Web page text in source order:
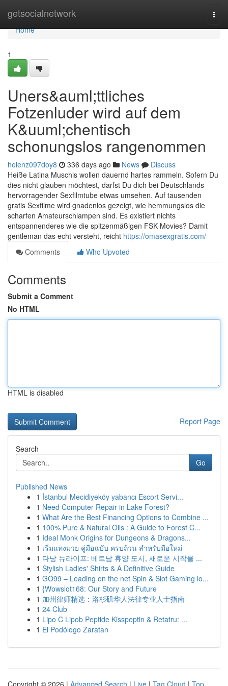
getsocialnetwork
Home
Home
1
Uners&auml;ttliches
Fotzenluder wird auf dem
K&uuml;chentisch
schonungslos rangenommen
helenz097doy8 336 days ago News
Discuss
Heiße Latina Muschis wollen dauernd hartes rammeln. Sofern Du
dies nicht glauben möchtest, darfst Du dich bei Deutschlands
hervorragender Sexfilmtube etwas umsehen. Auf tausenden
gratis Sexfilme wird gnadenlos gezeigt, wie hemmungslos die
scharfen Amateurschlampen sind. Es existiert nichts
entspannenderes wie die spitzenmäßigen FSK Movies? Damit
gentleman das echt versteht, reicht https://omasexgratis.com/
Comments
Who Upvoted
Comments
Submit a Comment
No HTML
HTML is disabled
Report Page
Search
Go
Published News
1 İstanbul Mecidiyeköy yabancı Escort Servi...
1 Need Computer Repair in Lake Forest?
1 What Are the Best Financing Options to Combine ...
1 100% Pure & Natural Oils : A Guide to Forest C...
1 Ideal Monk Origins for Dungeons & Dragons...
1 เริ่มแทงมวย คู่มือฉบับ ครบถ้วน สำหรับมือใหม่
1 다낭 뉴라이프: 베트남 휴양 도시, 새로운 시작을 ...
1 Stylish Ladies' Shirts & A Definitive Guide
1 GO99 – Leading on the net Spin & Slot Gaming lo...
1 {Wowslot168: Our Story and Future
1 加州律师精选：洛杉矶华人法律专业人士指南
1 24 Club
1 Lipo C Lipob Peptide Kisspeptin & Retatru: ...
1 El Podólogo Zaratan
Copyright © 2026 | Advanced Search | Live | Tag Cloud | Top